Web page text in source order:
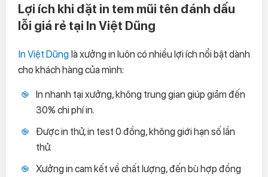
Lợi ích khi đặt in tem mũi tên đánh dấu
lỗi giá rẻ tại In Việt Dũng
In Việt Dũng là xưởng in luôn có nhiều lợi ích nổi bật dành
cho khách hàng của mình:
In nhanh tại xưởng, không trung gian giúp giảm đến
30% chi phí in.
Được in thử, in test 0 đồng, không giới hạn số lần
thử.
Xưởng in cam kết về chất lượng, đến bù hợp đồng